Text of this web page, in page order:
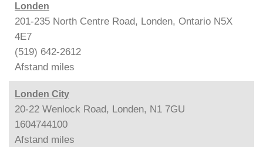
Londen
201-235 North Centre Road, Londen, Ontario N5X
4E7
(519) 642-2612
Afstand miles
Londen City
20-22 Wenlock Road, Londen, N1 7GU
1604744100
Afstand miles